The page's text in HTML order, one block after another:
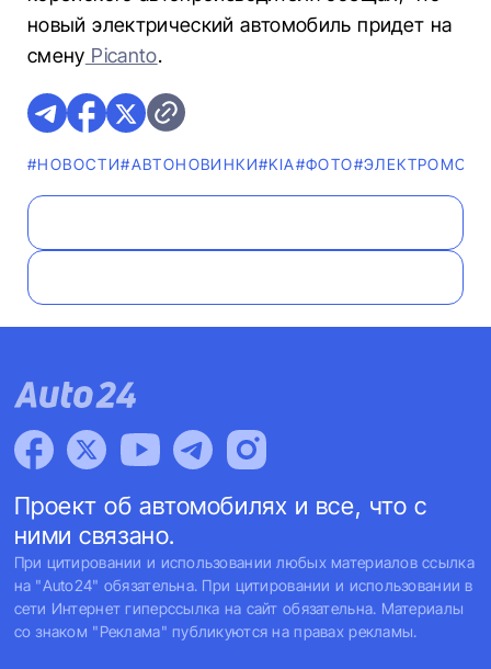
новый электрический автомобиль придет на
смену Picanto.
#НОВОСТИ#AВТОНОВИНКИ#KIA#ФОТО
Проект об автомобилях и все, что с
ними связано.
При цитировании и использовании любых материалов ссылка
на "Auto24" обязательна. При цитировании и использовании в
сети Интернет гиперссылка на сайт обязательна. Материалы
со знаком "Реклама" публикуются на правах рекламы.